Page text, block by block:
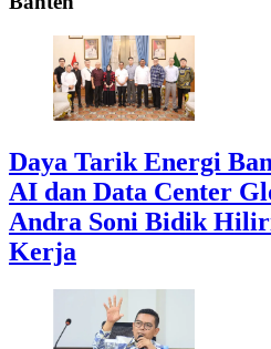
Daya Tarik Energi
AI dan Data Center
Andra Soni Bidik
Kerja